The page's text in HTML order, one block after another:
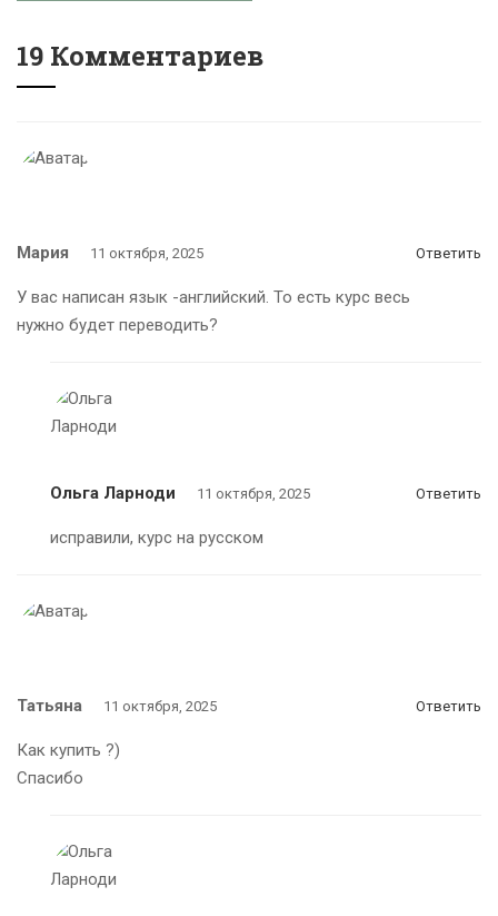
19 Комментариев
Мария 11 октября, 2025 Ответить
У вас написан язык -английский. То есть курс весь
нужно будет переводить?
Ольга Ларноди 11 октября, 2025 Ответить
исправили, курс на русском
Татьяна 11 октября, 2025 Ответить
Как купить ?)
Спасибо